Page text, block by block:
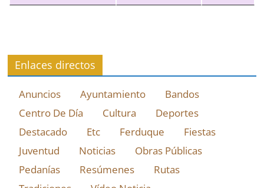
Enlaces directos
Anuncios Ayuntamiento
Bandos
Centro De Día
Cultura
Deportes
Destacado
Etc Ferduque
Fiestas
Juventud
Noticias
Obras Públicas
Pedanías
Resúmenes
Rutas